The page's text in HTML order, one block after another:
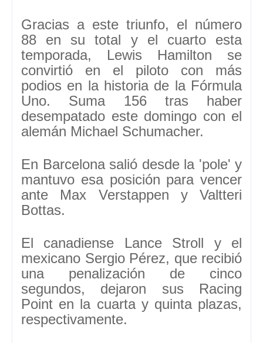
Gracias a este triunfo, el número
88 en su total y el cuarto esta
temporada, Lewis Hamilton se
convirtió en el piloto con más
podios en la historia de la Fórmula
Uno. Suma 156 tras haber
desempatado este domingo con el
alemán Michael Schumacher.
En Barcelona salió desde la 'pole' y
mantuvo esa posición para vencer
ante Max Verstappen y Valtteri
Bottas.
El canadiense Lance Stroll y el
mexicano Sergio Pérez, que recibió
una penalización de cinco
segundos, dejaron sus Racing
Point en la cuarta y quinta plazas,
respectivamente.